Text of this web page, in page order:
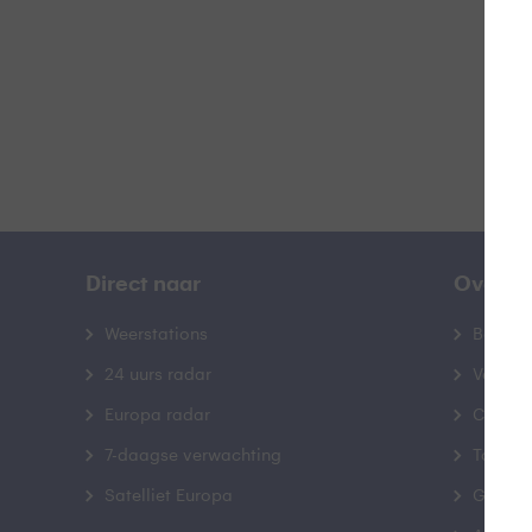
Direct naar
Weerstations
24 uurs radar
Europa radar
7-daagse verwachting
Satelliet Europa
Over
Contact